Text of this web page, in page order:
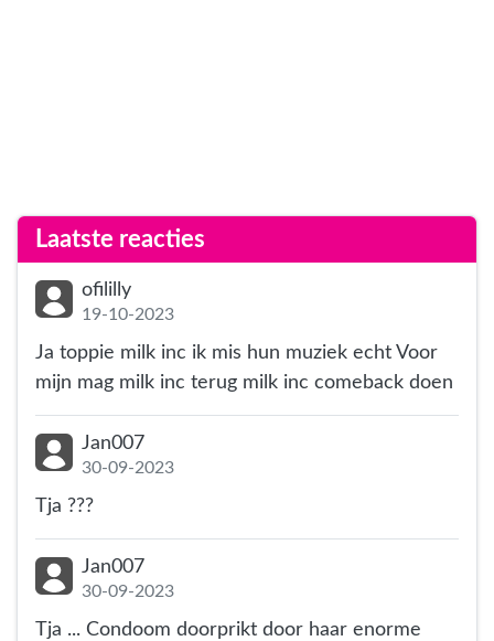
Laatste reacties
ofililly
19-10-2023
Ja toppie milk inc ik mis hun muziek echt Voor
mijn mag milk inc terug milk inc comeback doen
Jan007
30-09-2023
Tja ???
Jan007
30-09-2023
Tja ... Condoom doorprikt door haar enorme